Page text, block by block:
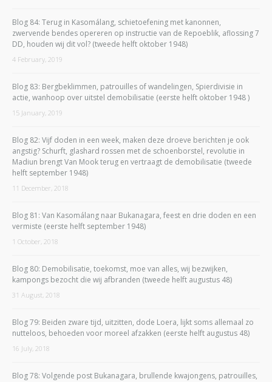
Blog 84: Terug in Kasomálang, schietoefening met kanonnen,
zwervende bendes opereren op instructie van de Repoeblik, aflossing 7
DD, houden wij dit vol? (tweede helft oktober 1948)
4 February, 2019
Blog 83: Bergbeklimmen, patrouilles of wandelingen, Spierdivisie in
actie, wanhoop over uitstel demobilisatie (eerste helft oktober 1948 )
15 January, 2019
Blog 82: Vijf doden in een week, maken deze droeve berichten je ook
angstig? Schurft, glashard rossen met de schoenborstel, revolutie in
Madiun brengt Van Mook terug en vertraagt de demobilisatie (tweede
helft september 1948)
11 December, 2018
Blog 81: Van Kasomálang naar Bukanagara, feest en drie doden en een
vermiste (eerste helft september 1948)
1 October, 2018
Blog 80: Demobilisatie, toekomst, moe van alles, wij bezwijken,
kampongs bezocht die wij afbranden (tweede helft augustus 48)
31 August, 2018
Blog 79: Beiden zware tijd, uitzitten, dode Loera, lijkt soms allemaal zo
nutteloos, behoeden voor moreel afzakken (eerste helft augustus 48)
16 July, 2018
Blog 78: Volgende post Bukanagara, brullende kwajongens, patrouilles,